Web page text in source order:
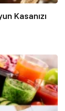
Kasanızı